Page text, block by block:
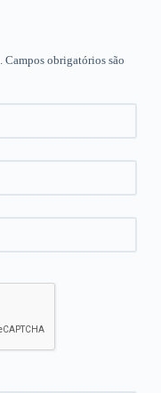
Campos obrigatórios são